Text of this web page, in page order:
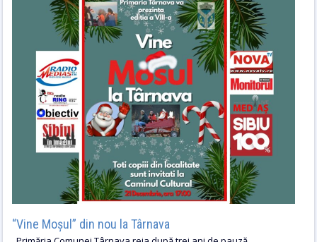
“Vine Moșul” din nou la Târnava